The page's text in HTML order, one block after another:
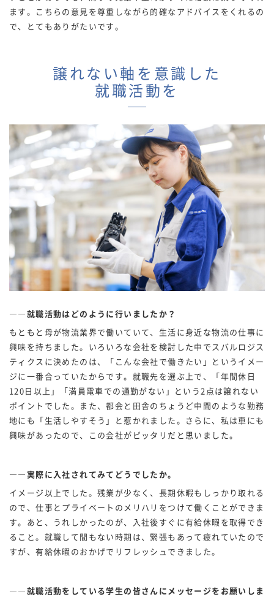
ます。こちらの意見を尊重しながら的確なアドバイスをくれるの
で、とてもありがたいです。
譲れない軸を意識した
就職活動を
――就職活動はどのように行いましたか？
もともと母が物流業界で働いていて、生活に身近な物流の仕事に
興味を持ちました。いろいろな会社を検討した中でスバルロジス
ティクスに決めたのは、「こんな会社で働きたい」というイメー
ジに一番合っていたからです。就職先を選ぶ上で、「年間休日
120日以上」「満員電車での通勤がない」という2点は譲れない
ポイントでした。また、都会と田舎のちょうど中間のような勤務
地にも「生活しやすそう」と惹かれました。さらに、私は車にも
興味があったので、この会社がピッタリだと思いました。
――実際に入社されてみてどうでしたか。
イメージ以上でした。残業が少なく、長期休暇もしっかり取れる
ので、仕事とプライベートのメリハリをつけて働くことができま
す。あと、うれしかったのが、入社後すぐに有給休暇を取得でき
ること。就職して間もない時期は、緊張もあって疲れていたので
すが、有給休暇のおかげでリフレッシュできました。
――就職活動をしている学生の皆さんにメッセージをお願いしま